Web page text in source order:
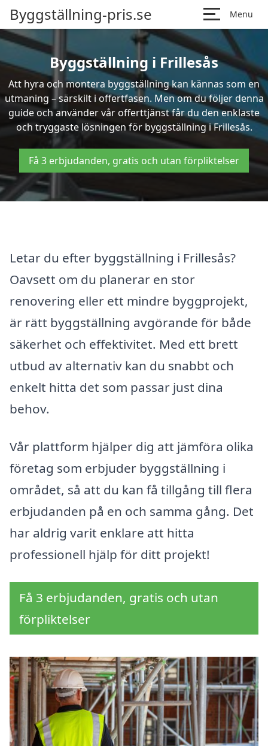
Byggställning-pris.se Menu
Byggställning i Frillesås
Att hyra och montera byggställning kan kännas som en
utmaning – särskilt i offertfasen. Men om du följer denna
guide och använder vår offerttjänst får du den enklaste
och tryggaste lösningen för byggställning i Frillesås.
Få 3 erbjudanden, gratis och utan förpliktelser
Letar du efter byggställning i Frillesås?
Oavsett om du planerar en stor
renovering eller ett mindre byggprojekt,
är rätt byggställning avgörande för både
säkerhet och effektivitet. Med ett brett
utbud av alternativ kan du snabbt och
enkelt hitta det som passar just dina
behov.
Vår plattform hjälper dig att jämföra olika
företag som erbjuder byggställning i
området, så att du kan få tillgång till flera
erbjudanden på en och samma gång. Det
har aldrig varit enklare att hitta
professionell hjälp för ditt projekt!
Få 3 erbjudanden, gratis och utan
förpliktelser